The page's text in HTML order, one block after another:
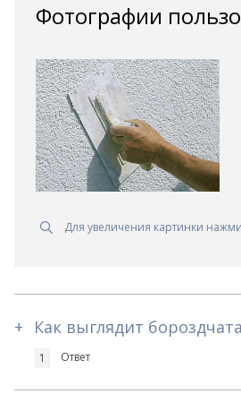
Фотографии
Для увеличения картинки
+ Как выглядит
1 Ответ